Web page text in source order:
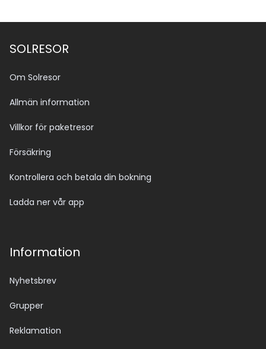
SOLRESOR
Om Solresor
Allmän information
Villkor för paketresor
Försäkring
Kontrollera och betala din bokning
Ladda ner vår app
Information
Nyhetsbrev
Grupper
Reklamation